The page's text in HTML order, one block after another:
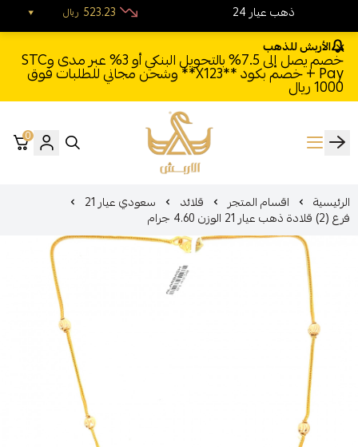
الأربش للذهب
خصم يصل إلى 7.5% بالتحويل البنكي أو 3% عبر مدى وSTC
Pay + خصم بكود **X123** وشحن مجاني للطلبات فوق
1000 ريال
الأربش للذهب
0
الرئيسية اقسام المتجر قلائد سعودي عيار 21
فرع (2) قلادة ذهب عيار 21 الوزن 4.60 جرام
24 ذهب عيار ريال 523.23